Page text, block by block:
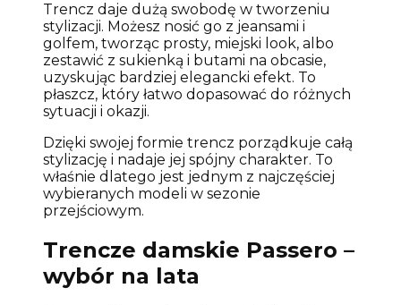
Trencz daje dużą swobodę w tworzeniu
stylizacji. Możesz nosić go z jeansami i
golfem, tworząc prosty, miejski look, albo
zestawić z sukienką i butami na obcasie,
uzyskując bardziej elegancki efekt. To
płaszcz, który łatwo dopasować do różnych
sytuacji i okazji.
Dzięki swojej formie trencz porządkuje całą
stylizację i nadaje jej spójny charakter. To
właśnie dlatego jest jednym z najczęściej
wybieranych modeli w sezonie
przejściowym.
Trencze damskie Passero –
wybór na lata